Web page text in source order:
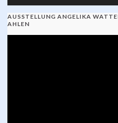
AUSSTELLUNG ANGELIKA
AHLEN